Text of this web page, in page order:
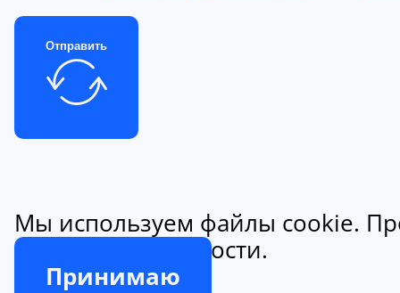
Отправить
Мы используем файлы cookie.
конфиденциальности.
Принимаю